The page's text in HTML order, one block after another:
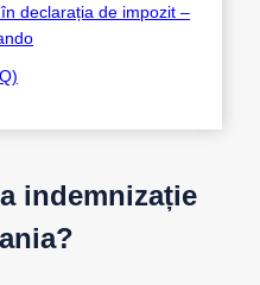
declarația de impozit –
indemnizație